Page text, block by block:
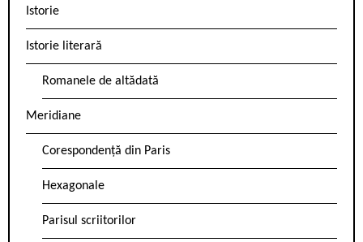
Istorie
Istorie literară
Romanele de altădată
Meridiane
Corespondență din Paris
Hexagonale
Parisul scriitorilor